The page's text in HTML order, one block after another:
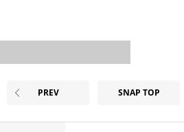
PREV SNAP TOP